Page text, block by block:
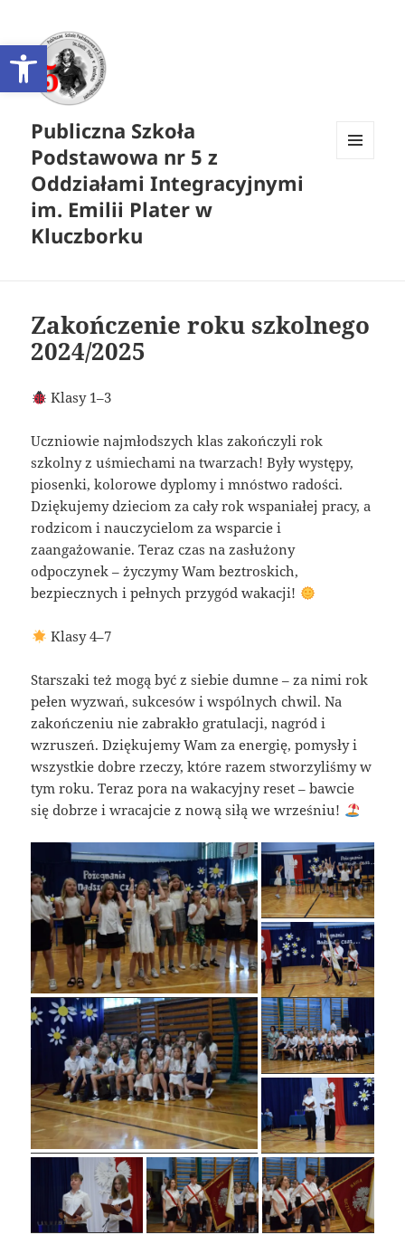
Otwórz pasek narzędzi
Publiczna Szkoła
Podstawowa nr 5 z
Oddziałami Integracyjnymi
im. Emilii Plater w
Kluczborku
Zakończenie roku szkolnego
2024/2025
Klasy 1–3
Uczniowie najmłodszych klas zakończyli rok
szkolny z uśmiechami na twarzach! Były występy,
piosenki, kolorowe dyplomy i mnóstwo radości.
Dziękujemy dzieciom za cały rok wspaniałej pracy, a
rodzicom i nauczycielom za wsparcie i
zaangażowanie. Teraz czas na zasłużony
odpoczynek – życzymy Wam beztroskich,
bezpiecznych i pełnych przygód wakacji!
Klasy 4–7
Starszaki też mogą być z siebie dumne – za nimi rok
pełen wyzwań, sukcesów i wspólnych chwil. Na
zakończeniu nie zabrakło gratulacji, nagród i
wzruszeń. Dziękujemy Wam za energię, pomysły i
wszystkie dobre rzeczy, które razem stworzyliśmy w
tym roku. Teraz pora na wakacyjny reset – bawcie
się dobrze i wracajcie z nową siłą we wrześniu!